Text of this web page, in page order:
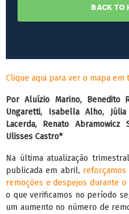
Clique aqui para ver o mapa em
Por Aluízio Marino, Benedito
Ungaretti, Isabella Alho,
Lacerda, Renato
Ulisses Castro*
Na última atualização
publicada em abril, reforçamos
remoções e despejos durante
o que verificamos no período
um aumento no número de